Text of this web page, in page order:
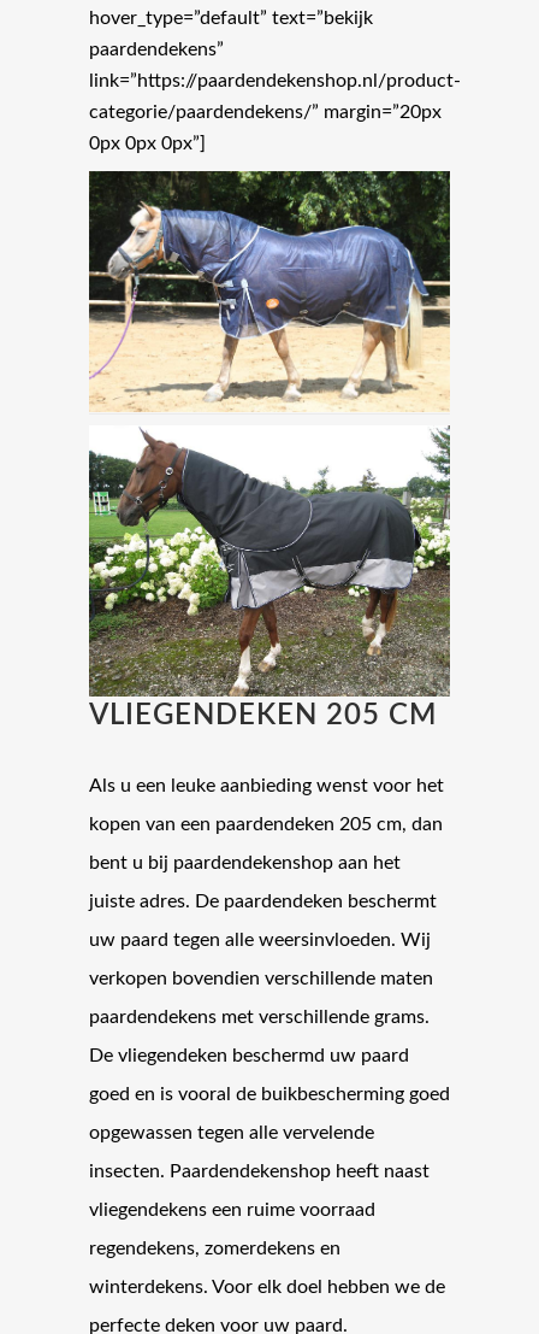
hover_type=”default” text=”bekijk
paardendekens”
link=”https://paardendekenshop.nl/product-
categorie/paardendekens/” margin=”20px
0px 0px 0px”]
VLIEGENDEKEN 205 CM
Als u een leuke aanbieding wenst voor het
kopen van een paardendeken 205 cm, dan
bent u bij paardendekenshop aan het
juiste adres. De paardendeken beschermt
uw paard tegen alle weersinvloeden. Wij
verkopen bovendien verschillende maten
paardendekens met verschillende grams.
De vliegendeken beschermd uw paard
goed en is vooral de buikbescherming goed
opgewassen tegen alle vervelende
insecten. Paardendekenshop heeft naast
vliegendekens een ruime voorraad
regendekens, zomerdekens en
winterdekens. Voor elk doel hebben we de
perfecte deken voor uw paard.